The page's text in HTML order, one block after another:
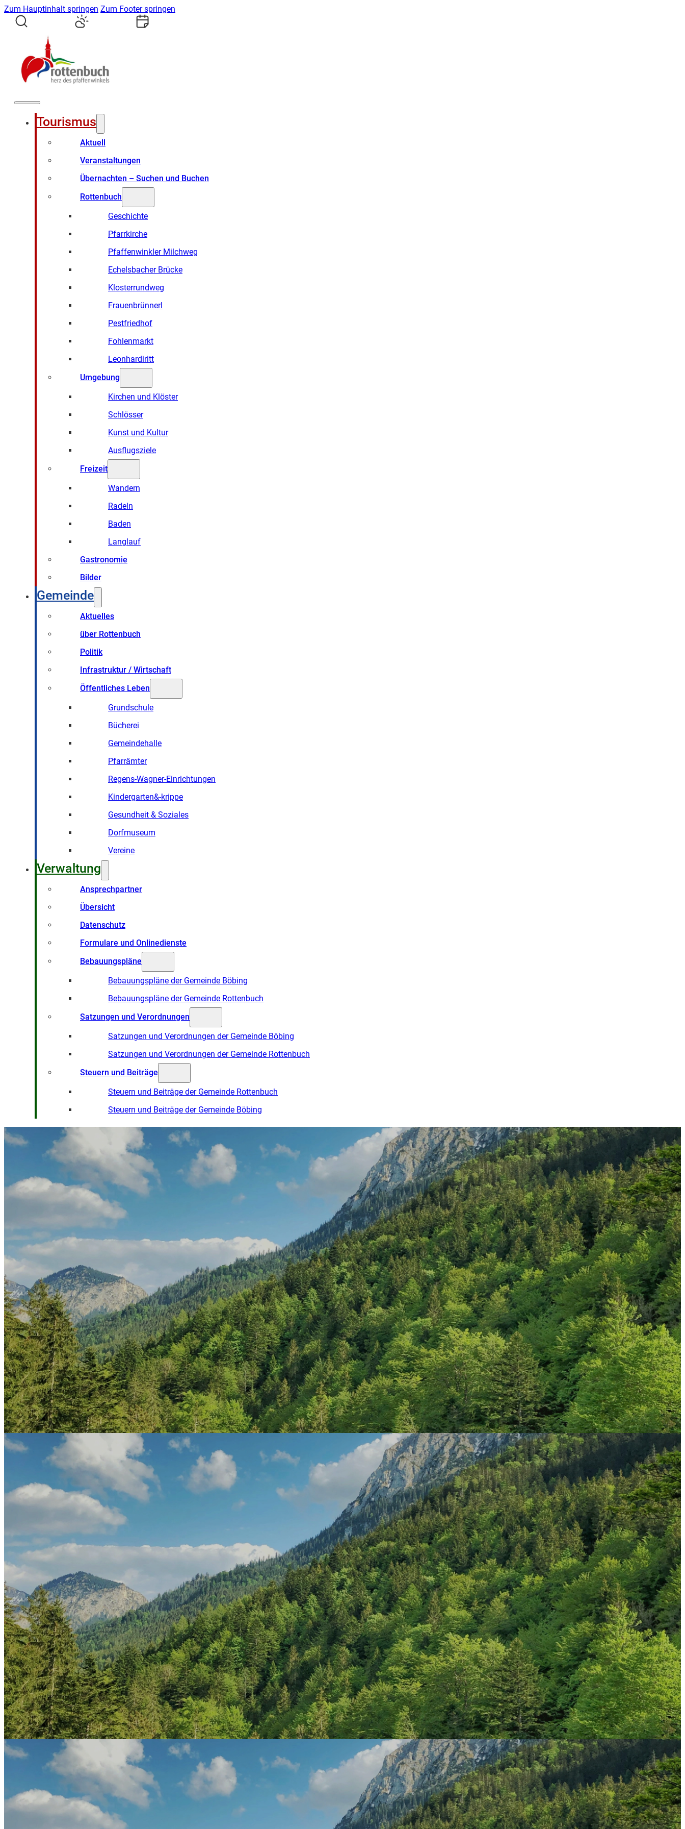
Zum Hauptinhalt springen Zum Footer springen
Tourismus
Aktuell
Veranstaltungen
Übernachten – Suchen und Buchen
Rottenbuch
Geschichte
Pfarrkirche
Pfaffenwinkler Milchweg
Echelsbacher Brücke
Klosterrundweg
Frauenbrünnerl
Pestfriedhof
Fohlenmarkt
Leonhardiritt
Umgebung
Kirchen und Klöster
Schlösser
Kunst und Kultur
Ausflugsziele
Freizeit
Wandern
Radeln
Baden
Langlauf
Gastronomie
Bilder
Gemeinde
Aktuelles
über Rottenbuch
Politik
Infrastruktur / Wirtschaft
Öffentliches Leben
Grundschule
Bücherei
Gemeindehalle
Pfarrämter
Regens-Wagner-Einrichtungen
Kindergarten&-krippe
Gesundheit & Soziales
Dorfmuseum
Vereine
Verwaltung
Ansprechpartner
Übersicht
Datenschutz
Formulare und Onlinedienste
Bebauungspläne
Bebauungspläne der Gemeinde Böbing
Bebauungspläne der Gemeinde Rottenbuch
Satzungen und Verordnungen
Satzungen und Verordnungen der Gemeinde Böbing
Satzungen und Verordnungen der Gemeinde Rottenbuch
Steuern und Beiträge
Steuern und Beiträge der Gemeinde Rottenbuch
Steuern und Beiträge der Gemeinde Böbing